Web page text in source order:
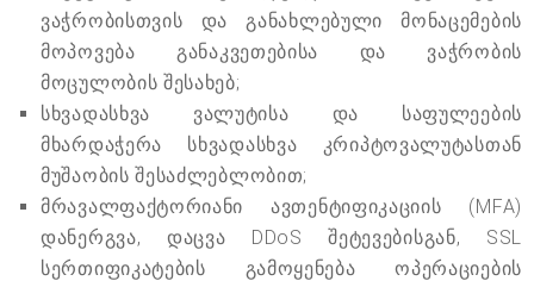
ვაჭრობისთვის და განახლებული მონაცემების
მოპოვება განაკვეთებისა და ვაჭრობის
მოცულობის შესახებ;
სხვადასხვა ვალუტისა და საფულეების
მხარდაჭერა სხვადასხვა კრიპტოვალუტასთან
მუშაობის შესაძლებლობით;
მრავალფაქტორიანი ავთენტიფიკაციის (MFA)
დანერგვა, დაცვა DDoS შეტევებისგან, SSL
სერთიფიკატების გამოყენება ოპერაციების